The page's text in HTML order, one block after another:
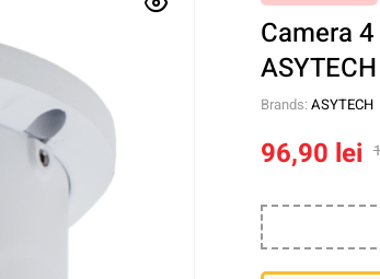
Camera
Brands: ASYTECH
96,90 lei